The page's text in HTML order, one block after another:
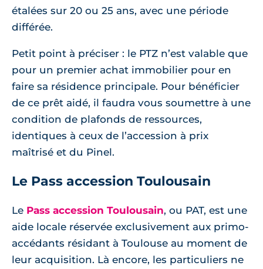
étalées sur 20 ou 25 ans, avec une période
différée.
Petit point à préciser : le PTZ n’est valable que
pour un premier achat immobilier pour en
faire sa résidence principale. Pour bénéficier
de ce prêt aidé, il faudra vous soumettre à une
condition de plafonds de ressources,
identiques à ceux de l’accession à prix
maîtrisé et du Pinel.
Le Pass accession Toulousain
Le Pass accession Toulousain, ou PAT, est une
aide locale réservée exclusivement aux primo-
accédants résidant à Toulouse au moment de
leur acquisition. Là encore, les particuliers ne